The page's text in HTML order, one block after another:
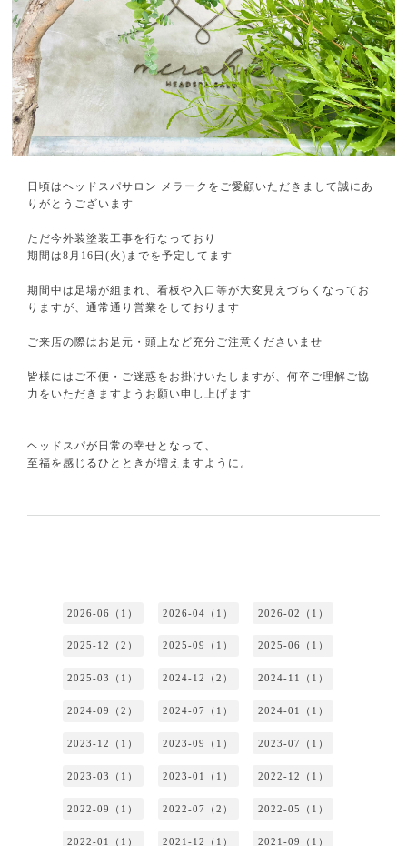
日頃はヘッドスパサロン メラークをご愛顧いただきまして誠にあ
りがとうございます
ただ今外装塗装工事を行なっており
期間は8月16日(火)までを予定してます
期間中は足場が組まれ、看板や入口等が大変見えづらくなってお
りますが、通常通り営業をしております
ご来店の際はお足元・頭上など充分ご注意くださいませ
皆様にはご不便・ご迷惑をお掛けいたしますが、何卒ご理解ご協
力をいただきますようお願い申し上げます
ヘッドスパが日常の幸せとなって、
至福を感じるひとときが増えますように。
2026-06（1） 2026-04（1） 2026-02（1）
2025-12（2） 2025-09（1） 2025-06（1）
2025-03（1） 2024-12（2） 2024-11（1）
2024-09（2） 2024-07（1） 2024-01（1）
2023-12（1） 2023-09（1） 2023-07（1）
2023-03（1） 2023-01（1） 2022-12（1）
2022-09（1） 2022-07（2） 2022-05（1）
2022-01（1） 2021-12（1） 2021-09（1）